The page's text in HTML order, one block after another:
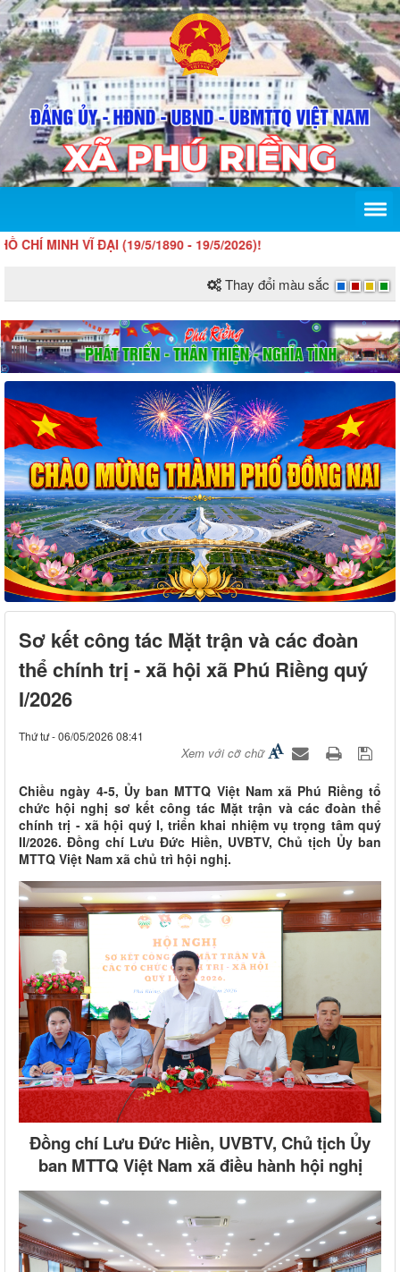
VĨ ĐẠI (19/5/1890 - 19/5/2026)!
Thay đổi màu sắc
Sơ kết công tác Mặt trận và các đoàn
thể chính trị - xã hội xã Phú Riềng quý
I/2026
Thứ tư - 06/05/2026 08:41
Xem với cỡ chữ
Chiều ngày 4-5, Ủy ban MTTQ Việt Nam xã Phú Riềng tổ
chức hội nghị sơ kết công tác Mặt trận và các đoàn thể
chính trị - xã hội quý I, triển khai nhiệm vụ trọng tâm quý
II/2026. Đồng chí Lưu Đức Hiền, UVBTV, Chủ tịch Ủy ban
MTTQ Việt Nam xã chủ trì hội nghị.
Đồng chí Lưu Đức Hiền, UVBTV, Chủ tịch Ủy
ban MTTQ Việt Nam xã điều hành hội nghị